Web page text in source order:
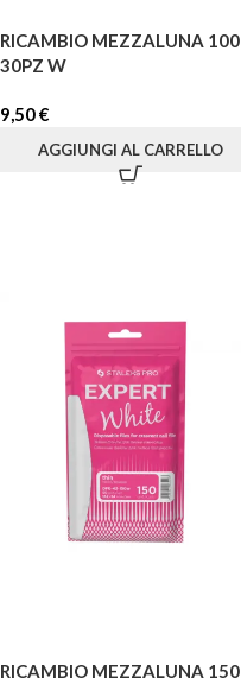
RICAMBIO MEZZALUNA 100
30PZ W
9,50€
AGGIUNGI AL CARRELLO
RICAMBIO MEZZALUNA 150